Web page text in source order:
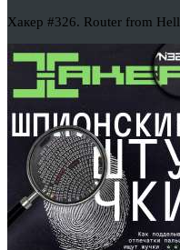
Хакер #326. Router from Hell